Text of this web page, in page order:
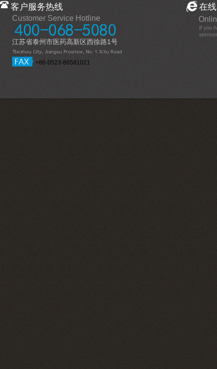
客户服务热线
Customer Service Hotline
江苏省泰州市医药高新区西徐路1号
+86-0523-86581021
在